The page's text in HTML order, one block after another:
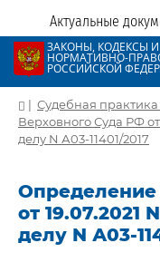
Актуальные
ЗАКОНЫ, КОДЕКСЫ И
НОРМАТИВНО-
РОССИЙСКОЙ
| Судебная
Верховного Суда РФ от
делу N А03-11401/2017
от 19.07.2021
делу N А03-